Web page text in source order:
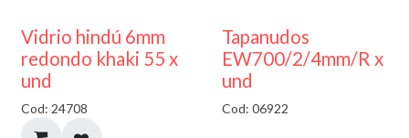
40% DESCUENTO
Vidrio hindú 6mm
redondo khaki 55 x
und
Cod: 24708
Tapanudos
EW700/2/4mm/R x
und
Cod: 06922